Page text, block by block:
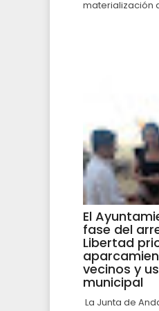
materialización
El
fase del
Libertad
vecinos y
municipal
La Junta de